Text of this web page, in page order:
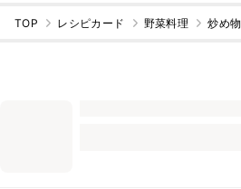
TOP レシピカード 野菜料理 炒め物